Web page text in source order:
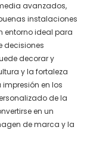
avanzados,
instalaciones
entorno ideal para
decisiones
decorar y
y la fortaleza
en los
de la
en un
de marca y la